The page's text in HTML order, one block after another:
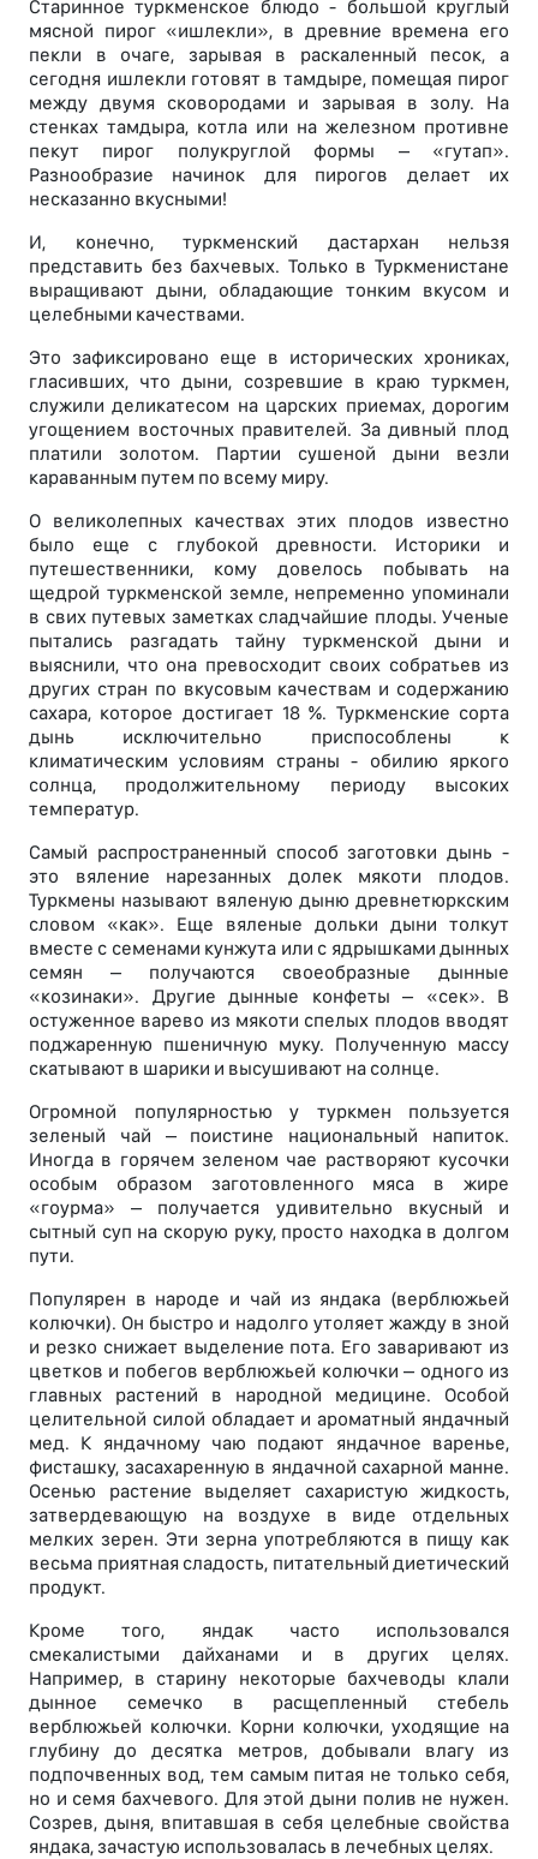
Старинное туркменское блюдо - большой круглый
мясной пирог «ишлекли», в древние времена его
пекли в очаге, зарывая в раскаленный песок, а
сегодня ишлекли готовят в тамдыре, помещая пирог
между двумя сковородами и зарывая в золу. На
стенках тамдыра, котла или на железном противне
пекут пирог полукруглой формы – «гутап».
Разнообразие начинок для пирогов делает их
несказанно вкусными!
И, конечно, туркменский дастархан нельзя
представить без бахчевых. Только в Туркменистане
выращивают дыни, обладающие тонким вкусом и
целебными качествами.
Это зафиксировано еще в исторических хрониках,
гласивших, что дыни, созревшие в краю туркмен,
служили деликатесом на царских приемах, дорогим
угощением восточных правителей. За дивный плод
платили золотом. Партии сушеной дыни везли
караванным путем по всему миру.
О великолепных качествах этих плодов известно
было еще с глубокой древности. Историки и
путешественники, кому довелось побывать на
щедрой туркменской земле, непременно упоминали
в свих путевых заметках сладчайшие плоды. Ученые
пытались разгадать тайну туркменской дыни и
выяснили, что она превосходит своих собратьев из
других стран по вкусовым качествам и содержанию
сахара, которое достигает 18 %. Туркменские сорта
дынь исключительно приспособлены к
климатическим условиям страны - обилию яркого
солнца, продолжительному периоду высоких
температур.
Самый распространенный способ заготовки дынь -
это вяление нарезанных долек мякоти плодов.
Туркмены называют вяленую дыню древнетюркским
словом «как». Еще вяленые дольки дыни толкут
вместе с семенами кунжута или с ядрышками дынных
семян – получаются своеобразные дынные
«козинаки». Другие дынные конфеты – «сек». В
остуженное варево из мякоти спелых плодов вводят
поджаренную пшеничную муку. Полученную массу
скатывают в шарики и высушивают на солнце.
Огромной популярностью у туркмен пользуется
зеленый чай – поистине национальный напиток.
Иногда в горячем зеленом чае растворяют кусочки
особым образом заготовленного мяса в жире
«гоурма» – получается удивительно вкусный и
сытный суп на скорую руку, просто находка в долгом
пути.
Популярен в народе и чай из яндака (верблюжьей
колючки). Он быстро и надолго утоляет жажду в зной
и резко снижает выделение пота. Его заваривают из
цветков и побегов верблюжьей колючки – одного из
главных растений в народной медицине. Особой
целительной силой обладает и ароматный яндачный
мед. К яндачному чаю подают яндачное варенье,
фисташку, засахаренную в яндачной сахарной манне.
Осенью растение выделяет сахаристую жидкость,
затвердевающую на воздухе в виде отдельных
мелких зерен. Эти зерна употребляются в пищу как
весьма приятная сладость, питательный диетический
продукт.
Кроме того, яндак часто использовался
смекалистыми дайханами и в других целях.
Например, в старину некоторые бахчеводы клали
дынное семечко в расщепленный стебель
верблюжьей колючки. Корни колючки, уходящие на
глубину до десятка метров, добывали влагу из
подпочвенных вод, тем самым питая не только себя,
но и семя бахчевого. Для этой дыни полив не нужен.
Созрев, дыня, впитавшая в себя целебные свойства
яндака, зачастую использовалась в лечебных целях.